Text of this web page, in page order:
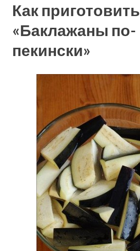
Как приготовить
«Баклажаны по-
пекински»